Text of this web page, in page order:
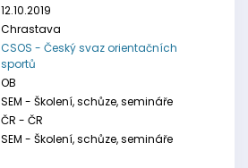
12.10.2019
Chrastava
CSOS - Český svaz orientačních
sportů
OB
SEM - Školení, schůze, semináře
ČR - ČR
SEM - Školení, schůze, semináře